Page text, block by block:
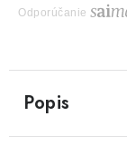
Odporúčanie
Popis